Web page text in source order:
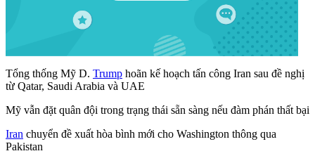
Tổng thống Mỹ D. Trump hoãn kế hoạch tấn công Iran sau đề nghị
từ Qatar, Saudi Arabia và UAE
Mỹ vẫn đặt quân đội trong trạng thái sẵn sàng nếu đàm phán thất bại
Iran chuyển đề xuất hòa bình mới cho Washington thông qua
Pakistan